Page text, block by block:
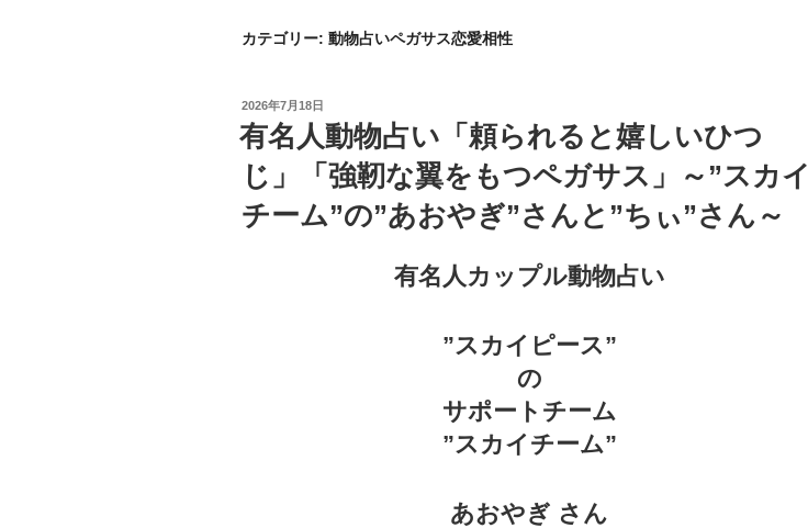
カテゴリー: 動物占いペガサス恋愛相性
投
稿
日:
2026年7月18日
有名人動物占い「頼られると嬉しいひつ
じ」「強靭な翼をもつペガサス」～”スカイ
チーム”の”あおやぎ”さんと”ちぃ”さん～
有名人カップル動物占い
”スカイピース”
の
サポートチーム
”スカイチーム”
あおやぎ さん